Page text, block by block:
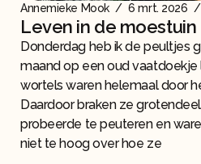
Annemieke Mook / 6 mrt. 2026 /
Leven in de moestuin
Donderdag heb ik de peultjes
maand op een oud
wortels waren helemaal door
Daardoor braken ze
probeerde te peuteren en
niet te hoog over hoe ze